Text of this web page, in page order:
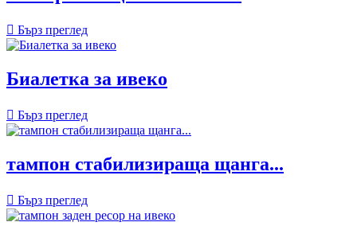
 Бърз преглед
Биалетка за ивеко
 Бърз преглед
тампон стабилизираща щанга...
 Бърз преглед